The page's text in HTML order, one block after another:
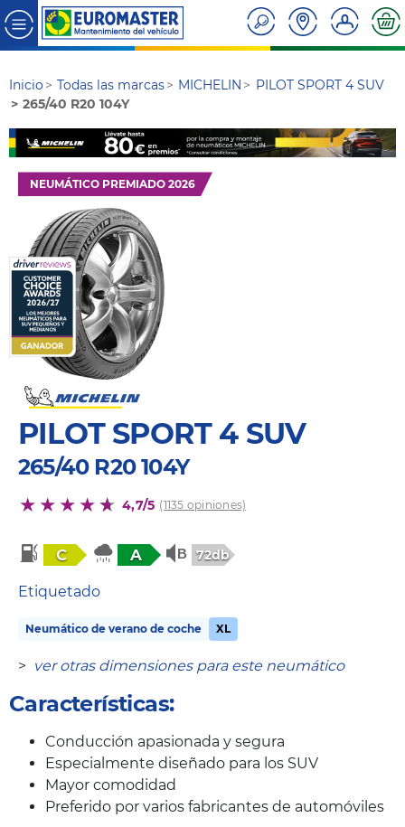
Inicio Todas las marcas MICHELIN
PILOT SPORT 4 SUV
265/40 R20 104Y
NEUMÁTICO PREMIADO 2026
PILOT SPORT 4 SUV
265/40 R20 104Y
4,7/5 (1135 opiniones)
C A 72db
Etiquetado
Neumático de verano de coche XL
> ver otras dimensiones para este neumático
Características:
Conducción apasionada y segura
Especialmente diseñado para los SUV
Mayor comodidad
Preferido por varios fabricantes de automóviles